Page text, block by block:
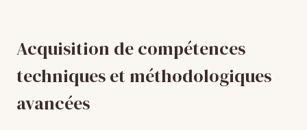
Acquisition de compétences
techniques et méthodologiques
avancées